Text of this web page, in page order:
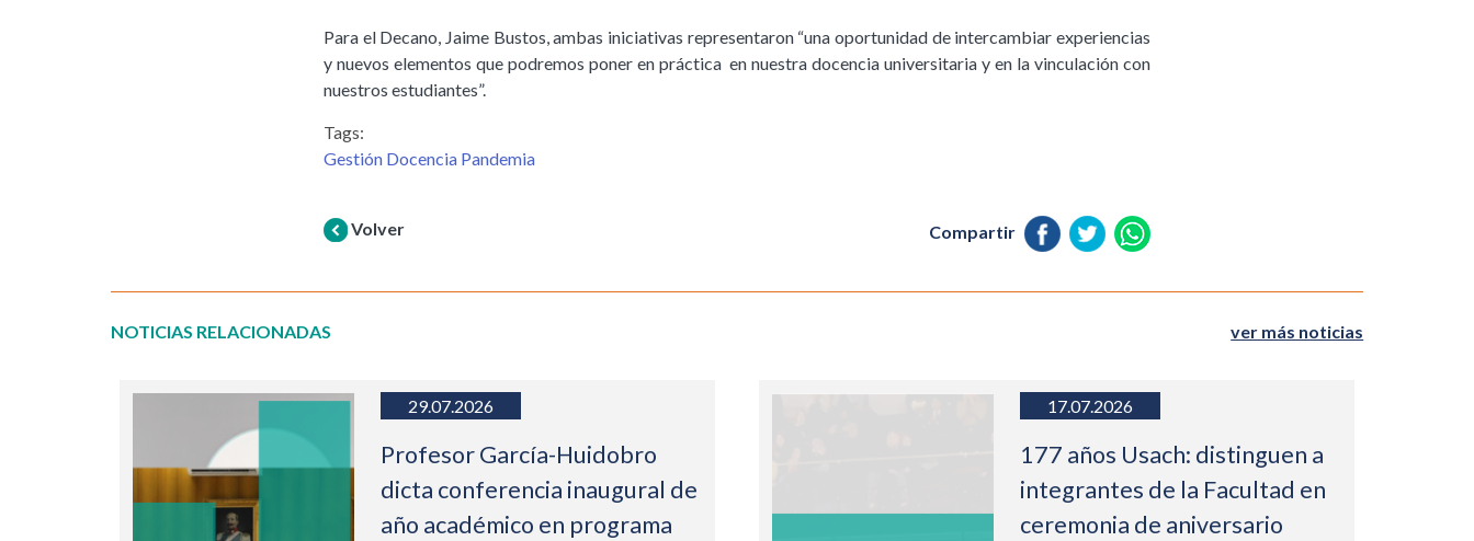
Para el Decano, Jaime Bustos, ambas iniciativas representaron “una oportunidad de intercambiar experiencias
y nuevos elementos que podremos poner en práctica en nuestra docencia universitaria y en la vinculación con
nuestros estudiantes”.
Tags:
Gestión Docencia Pandemia
Volver Compartir
NOTICIAS RELACIONADAS ver más noticias
29.07.2026
Profesor García-Huidobro
dicta conferencia inaugural de
año académico en programa
17.07.2026
177 años Usach: distinguen a
integrantes de la Facultad en
ceremonia de aniversario